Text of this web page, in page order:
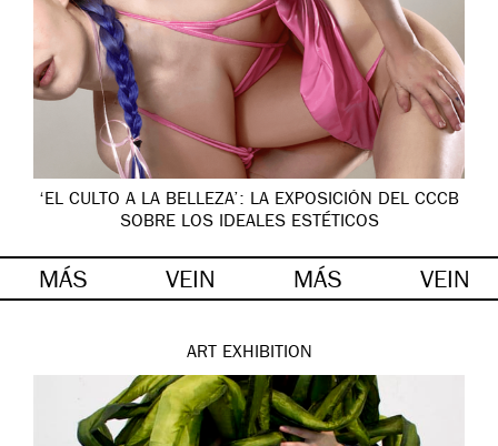
‘EL CULTO A LA BELLEZA’: LA EXPOSICIÓN DEL CCCB
SOBRE LOS IDEALES ESTÉTICOS
MÁS VEIN MÁS VEIN
ART EXHIBITION